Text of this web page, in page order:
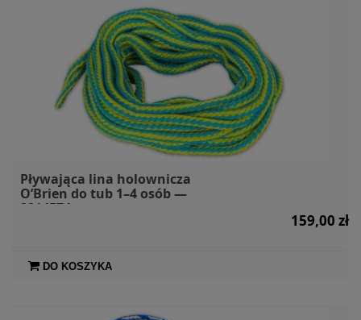
Pływająca lina holownicza
O’Brien do tub 1–4 osób —
2214574
159,00 zł
DO KOSZYKA